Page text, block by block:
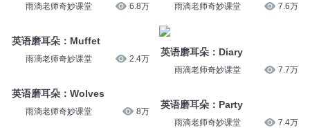
雨滴老师奇妙课堂 6.8万
英语磨耳朵：Muffet
雨滴老师奇妙课堂 2.4万
英语磨耳朵：Wolves
雨滴老师奇妙课堂 8万
雨滴老师奇妙课堂 7.6万
英语磨耳朵：Diary
雨滴老师奇妙课堂 7.7万
英语磨耳朵：Party
雨滴老师奇妙课堂 7.4万